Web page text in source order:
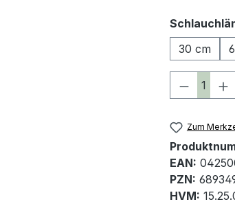
30 cm
Zum
EAN:
PZN:
HVM: